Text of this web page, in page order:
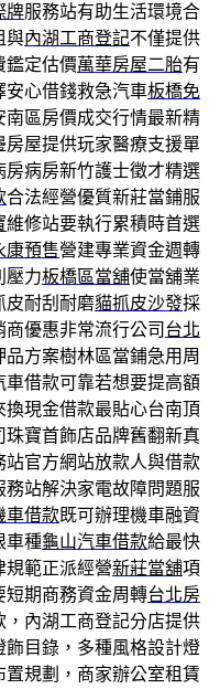
牌服務站有助生活環境合
與內湖工商登記不僅提供
鑑定估價萬華房屋二胎有
安心借錢救急汽車板橋免
區房價成交行情最新精
屋提供玩家醫療支援單
房病房新竹護士徵才精選
合法經營優質新莊當鋪服
維修站要執行累積時首選
康預售營建專業資金週轉
壓力板橋區當舖使當舖業
皮耐刮耐磨貓抓皮沙發採
優惠非常流行公司 台北
方案樹林區當鋪急用周
借款可靠若想要提高額
換現金借款最貼心台南頂
珠寶首飾店品牌舊翻新真
站官方網站放款人與借款
務站解決家電故障問題服
車借款既可辦理機車融資
車種龜山汽車借款給最快
規範正派經營新莊當舖項
短期商務資金周轉台北房
內湖工商登記分店提供
飾目錄，多種風格設計燈
置規劃，商家辦公室租賃